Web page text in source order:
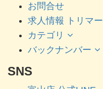
お問合せ
求人情報 トリマー
カテゴリ
バックナンバー
SNS